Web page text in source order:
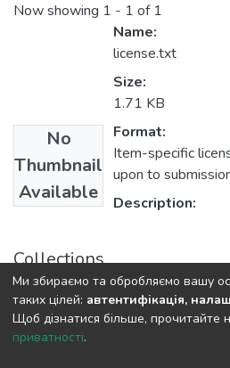
Now showing 1 - 1 of 1
No
Thumbnail
Available
Name:
license.txt
Size:
1.71 KB
Format:
Item-specific
upon to
Description:
Collections
Бакалаври МФІТ
Ми збираємо та обробляємо вашу
таких цілей: автентифікація,
Щоб дізнатися більше, прочитайте
приватності.